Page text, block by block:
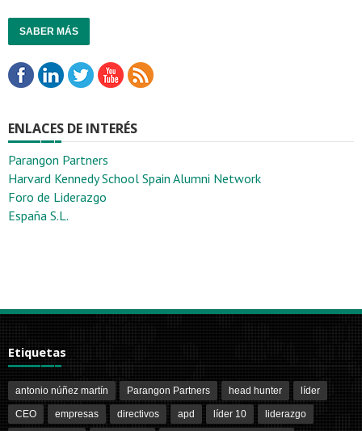
SABER MÁS
ENLACES DE INTERÉS
Parangon Partners
Harvard Kennedy School Spain Alumni Network
Foro de Liderazgo
España S.L.
Etiquetas
antonio núñez martín Parangon Partners head hunter líder
CEO empresas directivos apd líder 10 liderazgo